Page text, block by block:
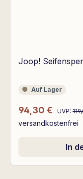
Joop!
Auf Lager
Auf Lager
Verkaufspreis:
94,30 € UVP:
versandkostenfrei
In